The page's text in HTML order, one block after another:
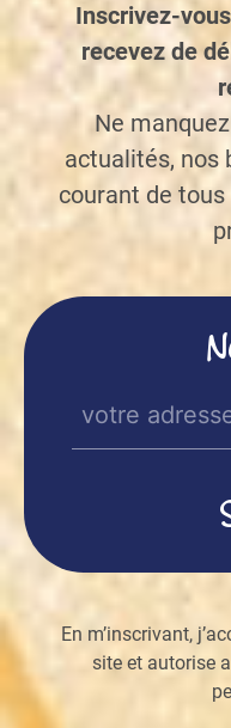
Inscrivez-
recevez de
Ne
actualités, nos
courant de
En m’inscrivant,
site et autorise